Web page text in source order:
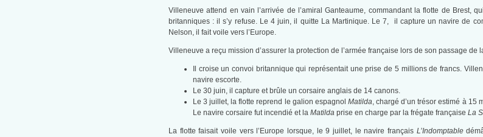
Villeneuve attend en vain l’arrivée de l’amiral Ganteaume, commandant la flotte de Brest,
britanniques : il s’y refuse. Le 4 juin, il quitte La Martinique. Le 7, il capture un navire de
Nelson, il fait voile vers l’Europe.
Villeneuve a reçu mission d’assurer la protection de l’armée française lors de son passage
Il croise un convoi britannique qui représentait une prise de 5 millions de francs.
navire escorte.
Le 30 juin, il capture et brûle un corsaire anglais de 14 canons.
Le 3 juillet, la flotte reprend le galion espagnol Matilda, chargé d’un trésor estimé à 15
Le navire corsaire fut incendié et la Matildaprise en charge par la frégate française La
La flotte faisait voile vers l’Europe lorsque, le 9 juillet, le navire français L’Indomptable